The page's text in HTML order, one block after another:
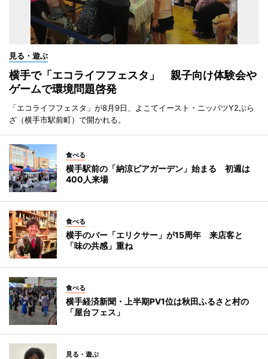
見る・遊ぶ
横手で「エコライフフェスタ」 親子向け体験会や
ゲームで環境問題啓発
「エコライフフェスタ」が8月9日、よこてイースト・ニッパツY2ぷら
ざ（横手市駅前町）で開かれる。
食べる
横手駅前の「納涼ビアガーデン」始まる 初週は
400人来場
食べる
横手のバー「エリクサー」が15周年 来店客と
「味の共感」重ね
食べる
横手経済新聞・上半期PV1位は秋田ふるさと村の
「屋台フェス」
見る・遊ぶ